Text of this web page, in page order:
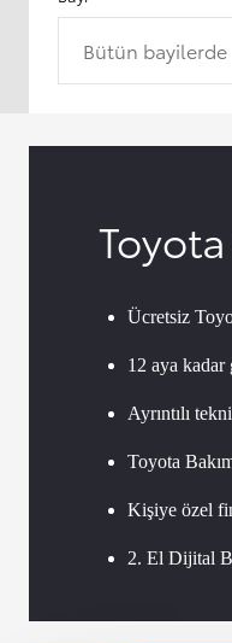
Bütün bayilerde
Ücretsiz
12 aya kadar
Ayrıntılı
Toyota
Kişiye özel
2. El Dijital